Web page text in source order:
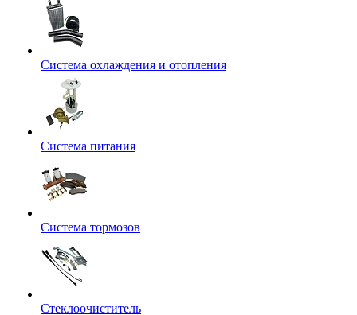
Система охлаждения и отопления
Система питания
Система тормозов
Стеклоочиститель